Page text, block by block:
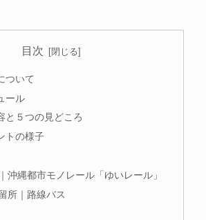
目次
ついて
ール
と５つの見どころ
トの様子
沖縄都市モノレール「ゆいレール」
所｜路線バス